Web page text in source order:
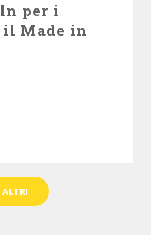
per i
Made in